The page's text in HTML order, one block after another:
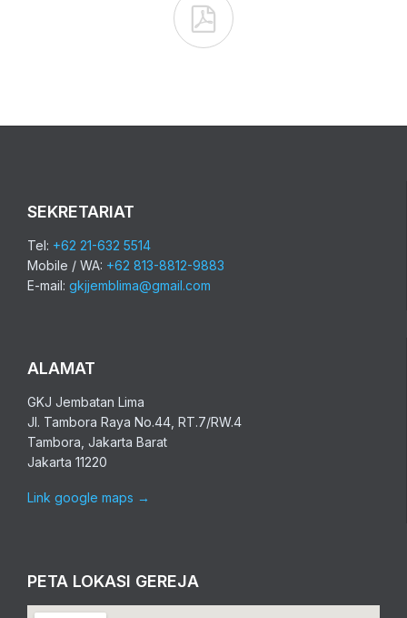

SEKRETARIAT
Tel: +62 21-632 5514
Mobile / WA: +62 813-8812-9883
E-mail: gkjjemblima@gmail.com
ALAMAT
GKJ Jembatan Lima
Jl. Tambora Raya No.44, RT.7/RW.4
Tambora, Jakarta Barat
Jakarta 11220
Link google maps →
PETA LOKASI GEREJA